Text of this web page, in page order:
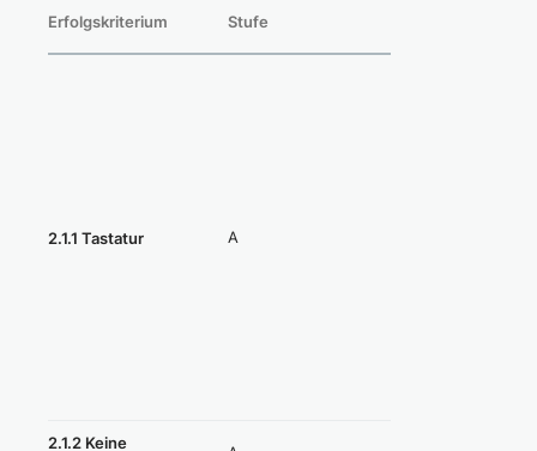
Erfolgskriterium Stufe
2.1.1 Tastatur A
2.1.2 Keine